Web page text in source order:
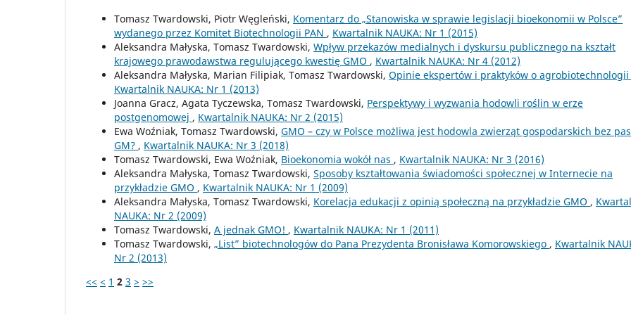
Tomasz Twardowski, Piotr Węgleński, Komentarz do „Stanowiska w sprawie legislacji bioekonomii w Polsce”
wydanego przez Komitet Biotechnologii PAN , Kwartalnik NAUKA: Nr 1 (2015)
Aleksandra Małyska, Tomasz Twardowski, Wpływ przekazów medialnych i dyskursu publicznego na kształt
krajowego prawodawstwa regulującego kwestię GMO , Kwartalnik NAUKA: Nr 4 (2012)
Aleksandra Małyska, Marian Filipiak, Tomasz Twardowski, Opinie ekspertów i praktyków o agrobiotechnologii
Kwartalnik NAUKA: Nr 1 (2013)
Joanna Gracz, Agata Tyczewska, Tomasz Twardowski, Perspektywy i wyzwania hodowli roślin w erze
postgenomowej , Kwartalnik NAUKA: Nr 2 (2015)
Ewa Woźniak, Tomasz Twardowski, GMO – czy w Polsce możliwa jest hodowla zwierząt gospodarskich bez
GM? , Kwartalnik NAUKA: Nr 3 (2018)
Tomasz Twardowski, Ewa Woźniak, Bioekonomia wokół nas , Kwartalnik NAUKA: Nr 3 (2016)
Aleksandra Małyska, Tomasz Twardowski, Sposoby kształtowania świadomości społecznej w Internecie na
przykładzie GMO , Kwartalnik NAUKA: Nr 1 (2009)
Aleksandra Małyska, Tomasz Twardowski, Korelacja edukacji z opinią społeczną na przykładzie GMO ,
NAUKA: Nr 2 (2009)
Tomasz Twardowski, A jednak GMO! , Kwartalnik NAUKA: Nr 1 (2011)
Tomasz Twardowski, „List” biotechnologów do Pana Prezydenta Bronisława Komorowskiego , Kwartalnik
Nr 2 (2013)
<< < 1 2 3 > >>